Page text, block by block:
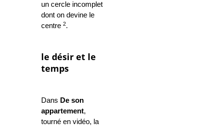
un cercle incomplet
dont on devine le
centre 2.
le désir et le
temps
Dans De son
appartement,
tourné en vidéo, la